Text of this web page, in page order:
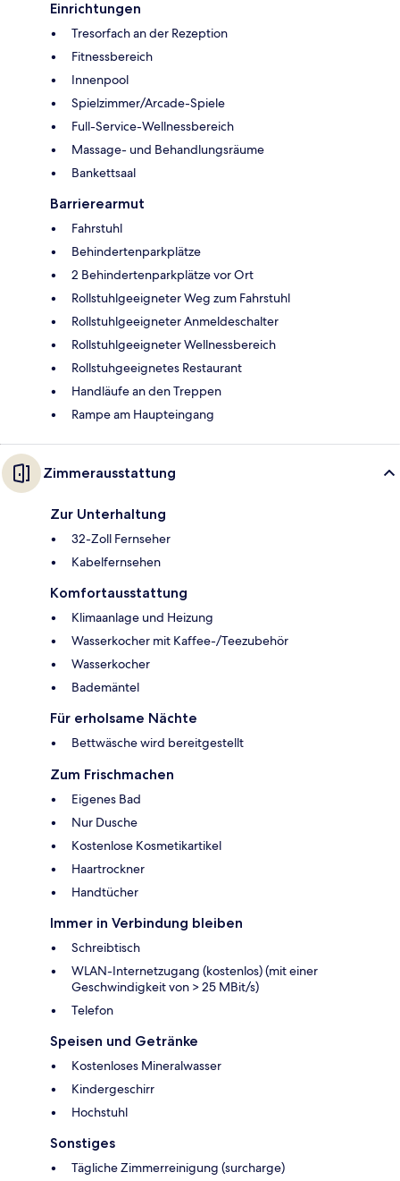
Einrichtungen
Tresorfach an der Rezeption
Fitnessbereich
Innenpool
Spielzimmer/Arcade-Spiele
Full-Service-Wellnessbereich
Massage- und Behandlungsräume
Bankettsaal
Barrierearmut
Fahrstuhl
Behindertenparkplätze
2 Behindertenparkplätze vor Ort
Rollstuhlgeeigneter Weg zum Fahrstuhl
Rollstuhlgeeigneter Anmeldeschalter
Rollstuhlgeeigneter Wellnessbereich
Rollstuhgeeignetes Restaurant
Handläufe an den Treppen
Rampe am Haupteingang
Zimmerausstattung
Zur Unterhaltung
32-Zoll Fernseher
Kabelfernsehen
Komfortausstattung
Klimaanlage und Heizung
Wasserkocher mit Kaffee-/Teezubehör
Wasserkocher
Bademäntel
Für erholsame Nächte
Bettwäsche wird bereitgestellt
Zum Frischmachen
Eigenes Bad
Nur Dusche
Kostenlose Kosmetikartikel
Haartrockner
Handtücher
Immer in Verbindung bleiben
Schreibtisch
WLAN-Internetzugang (kostenlos) (mit einer
Geschwindigkeit von > 25 MBit/s)
Telefon
Speisen und Getränke
Kostenloses Mineralwasser
Kindergeschirr
Hochstuhl
Sonstiges
Tägliche Zimmerreinigung (surcharge)